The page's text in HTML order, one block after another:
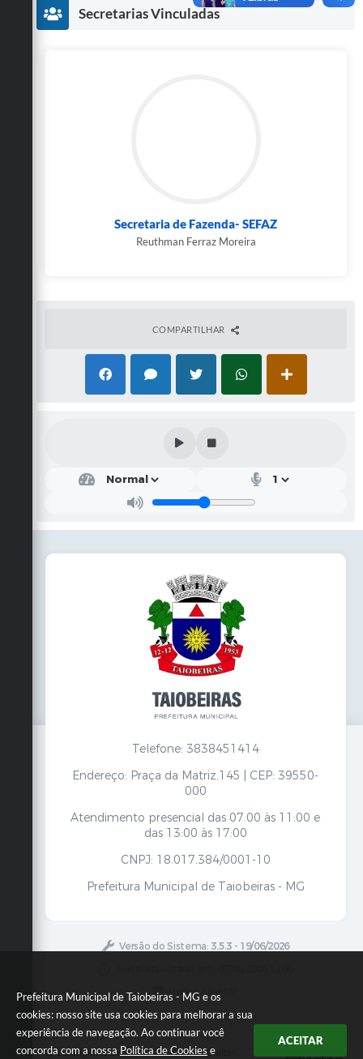
Prefeitura Municipal de Taiobeiras - MG e os
cookies: nosso site usa cookies para melhorar a sua
experiência de navegação. Ao continuar você
concorda com a nossa Política de Cookies e
ACEITAR
Secretarias Vinculadas
Secretaria de Fazenda- SEFAZ
Reuthman Ferraz Moreira
COMPARTILHAR
Telefone: 3838451414
Endereço: Praça da Matriz,145 | CEP: 39550-
000
Atendimento presencial das 07:00 às 11:00 e
das 13:00 às 17:00
CNPJ: 18.017.384/0001-10
Prefeitura Municipal de Taiobeiras - MG
Versão do Sistema: 3.5.3 - 19/06/2026
Dados Abertos
Copyright Instar - 2006-2026. Todos os direitos